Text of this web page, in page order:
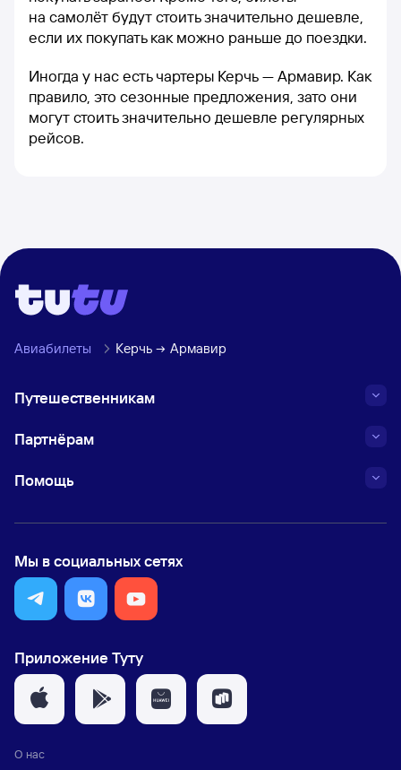
на самолёт будут стоить значительно дешевле,
если их покупать как можно раньше до поездки.
Иногда у нас есть чартеры Керчь — Армавир. Как
правило, это сезонные предложения, зато они
могут стоить значительно дешевле регулярных
рейсов.
Авиабилеты Керчь Армавир
Путешественникам
Партнёрам
Помощь
Мы в социальных сетях
Приложение Туту
О нас